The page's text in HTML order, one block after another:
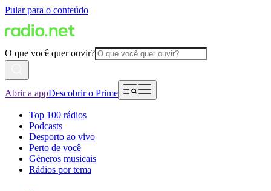
Pular para o conteúdo
O que você quer ouvir?
Abrir a appDescobrir o Prime
Top 100 rádios
Podcasts
Desporto ao vivo
Perto de você
Géneros musicais
Rádios por tema